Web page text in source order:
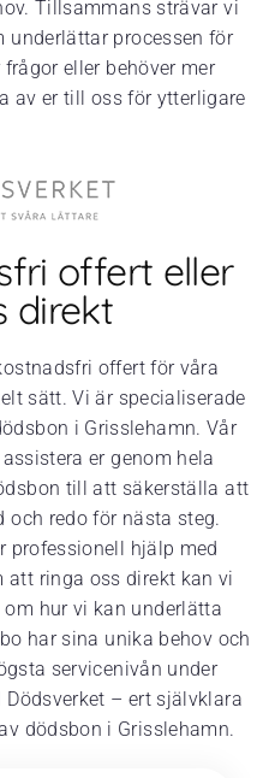
Tillsammans strävar vi
underlättar processen för
eller behöver mer
av er till oss för ytterligare
offert eller
direkt
offert för våra
sätt. Vi är specialiserade
i Grisslehamn. Vår
er genom hela
till att säkerställa att
och redo för nästa steg.
professionell hjälp med
att ringa oss direkt kan vi
hur vi kan underlätta
har sina unika behov och
servicenivån under
– ert självklara
dödsbon i Grisslehamn.